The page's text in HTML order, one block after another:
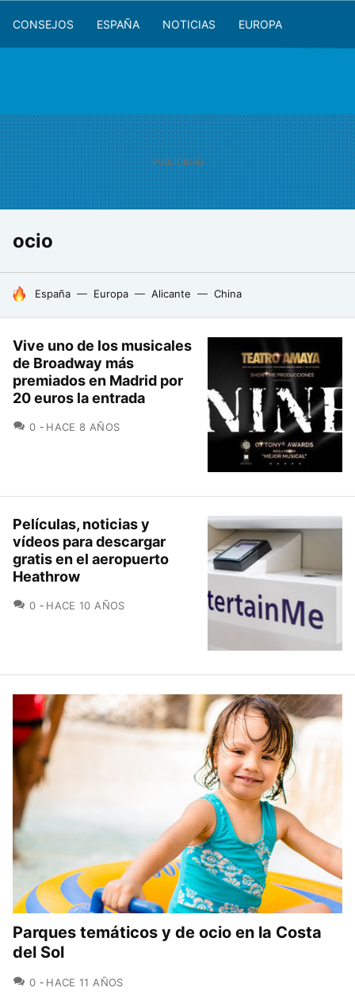
CONSEJOS ESPAÑA NOTICIAS EUROPA
ocio
HOY SE HABLA DE
España Europa Alicante China
Vive uno de los musicales
de Broadway más
premiados en Madrid por
20 euros la entrada
0 COMENTARIOS
HACE 8 AÑOS
Películas, noticias y
vídeos para descargar
gratis en el aeropuerto
Heathrow
0 COMENTARIOS
HACE 10 AÑOS
Parques temáticos y de ocio en la Costa
del Sol
0 COMENTARIOS
HACE 11 AÑOS